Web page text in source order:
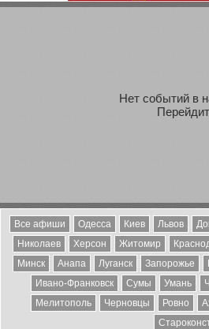
Нет событий в
Все афиши Одесса Киев Львов
Николаев
Херсон Житомир
Минск
Анапа Луганск Запорожье
Ивано-Франковск
Сумы Умань
Мелитополь
Черновцы Ровно